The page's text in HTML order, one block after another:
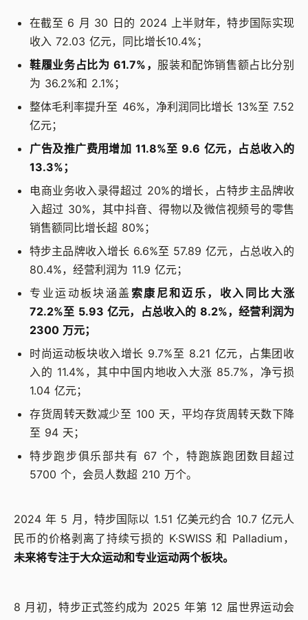
在截至 6 月 30 日的 2024 上半财年，特步国际实现
收入 72.03 亿元，同比增长10.4%；
鞋履业务占比为 61.7%， 服装和配饰销售额占比分别
为 36.2%和 2.1%；
整体毛利率提升至 46%，净利润同比增长 13%至 7.52
亿元；
广告及推广费用增加 11.8%至 9.6 亿元，占总收入的
13.3%；
电商业务收入录得超过 20%的增长，占特步主品牌收
入超过 30%，其中抖音、得物以及微信视频号的零售
销售额同比增长超 80%；
特步主品牌收入增长 6.6%至 57.89 亿元，占总收入的
80.4%，经营利润为 11.9 亿元；
专业运动板块涵盖 索康尼和迈乐，收入同比大涨
72.2%至 5.93 亿元，占总收入的 8.2%，经营利润为
2300 万元；
时尚运动板块收入增长 9.7%至 8.21 亿元，占集团收
入的 11.4%，其中中国内地收入大涨 85.7%，净亏损
1.04 亿元；
存货周转天数减少至 100 天，平均存货周转天数下降
至 94 天；
特步跑步俱乐部共有 67 个，特跑族跑团数目超过
5700 个，会员人数超 210 万个。
2024 年 5 月，特步国际以 1.51 亿美元约合 10.7 亿元人
民币的价格剥离了持续亏损的 K·SWISS 和 Palladium，
未来将专注于大众运动和专业运动两个板块。
8 月初，特步正式签约成为 2025 年第 12 届世界运动会